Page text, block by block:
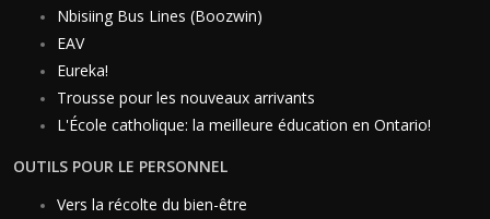
Nbisiing Bus Lines (Boozwin)
EAV
Eureka!
Trousse pour les nouveaux arrivants
L'École catholique: la meilleure éducation en Ontario!
OUTILS POUR LE PERSONNEL
Vers la récolte du bien-être